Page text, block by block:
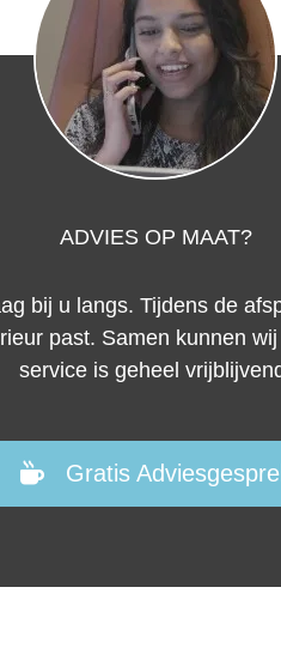
ADVIES OP MAAT?
bij u langs. Tijdens de
past. Samen kunnen
service is geheel
Gratis